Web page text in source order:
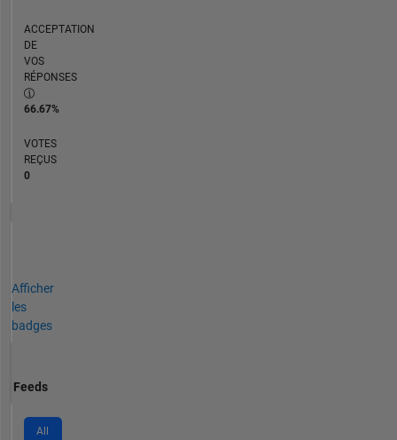
ACCEPTATION
DE
VOS
RÉPONSES
66.67%
VOTES
REÇUS
0
Afficher
les
badges
Feeds
All